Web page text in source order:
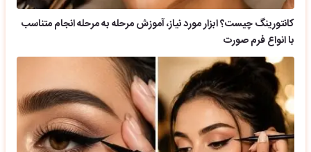
کانتورینگ چیست؟ ابزار مورد نیاز، آموزش مرحله به مرحله انجام متناسب
با انواع فرم صورت